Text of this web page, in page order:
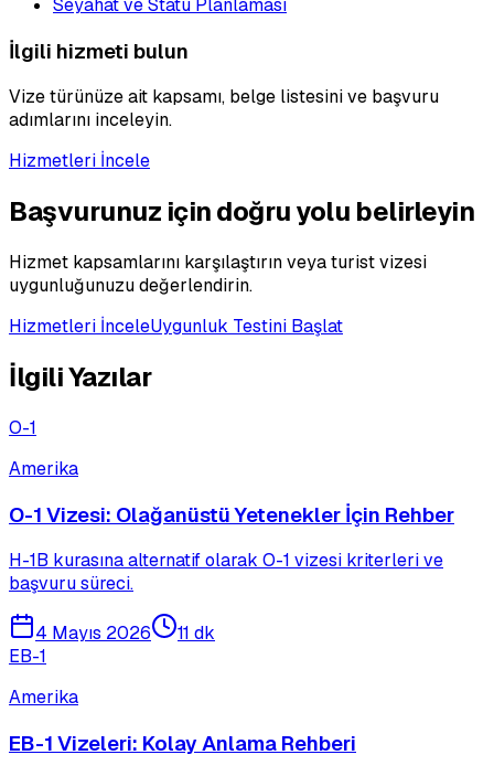
Seyahat ve Statü Planlaması
İlgili hizmeti bulun
Vize türünüze ait kapsamı, belge listesini ve başvuru
adımlarını inceleyin.
Hizmetleri İncele
Başvurunuz için doğru yolu belirleyin
Hizmet kapsamlarını karşılaştırın veya turist vizesi
uygunluğunuzu değerlendirin.
Hizmetleri İnceleUygunluk Testini Başlat
İlgili Yazılar
O-1
Amerika
O-1 Vizesi: Olağanüstü Yetenekler İçin Rehber
H-1B kurasına alternatif olarak O-1 vizesi kriterleri ve
başvuru süreci.
4 Mayıs 2026
11 dk
EB-1
Amerika
EB-1 Vizeleri: Kolay Anlama Rehberi